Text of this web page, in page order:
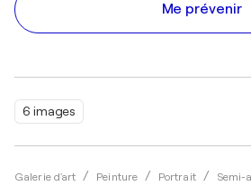
6 images
Galerie d'art Peinture Portrait Semi-
Me prévenir